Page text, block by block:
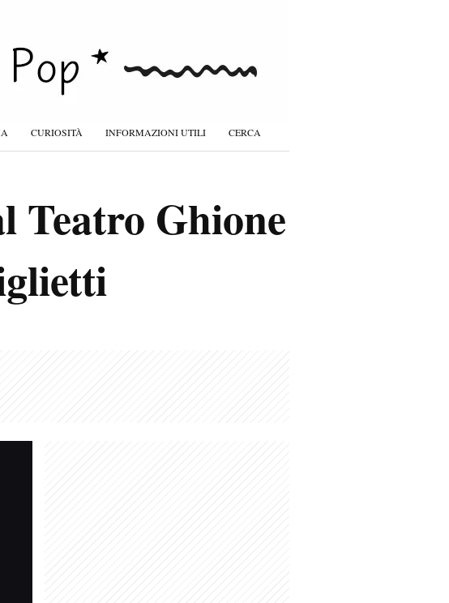
CURIOSITÀ INFORMAZIONI UTILI CERCA
Teatro Ghione